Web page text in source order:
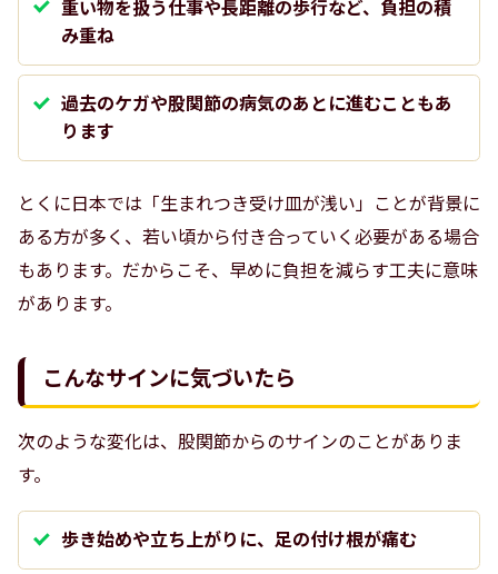
重い物を扱う仕事や長距離の歩行など、負担の積
み重ね
過去のケガや股関節の病気のあとに進むこともあ
ります
とくに日本では「生まれつき受け皿が浅い」ことが背景に
ある方が多く、若い頃から付き合っていく必要がある場合
もあります。だからこそ、早めに負担を減らす工夫に意味
があります。
こんなサインに気づいたら
次のような変化は、股関節からのサインのことがありま
す。
歩き始めや立ち上がりに、足の付け根が痛む